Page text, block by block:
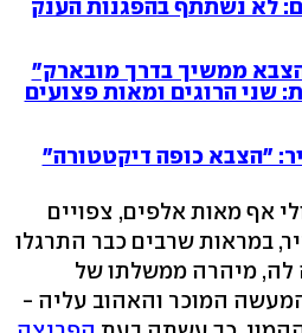
לא נשתתף בהפגנות הענק
ממשיך בדרך מובארק"
שני הרוגים ומאות פצועים
"הצבא כופה דיקטטורה"
אף מאות אלפים, צפויים
במראות שרבים כבר התרגלו
לה, מיהרה ממשלתו של
המוכר והאהוב עליה -